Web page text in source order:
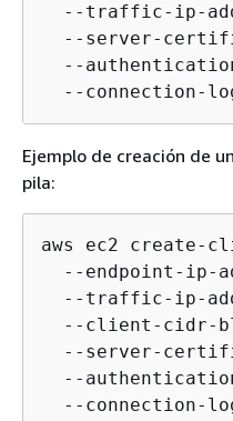
--traffic-ip-
--server-
--
--connection-
Ejemplo de creación de
pila:
aws ec2 create-
--endpoint-ip-
--traffic-ip-
--client-cidr-
--server-
--
--connection-